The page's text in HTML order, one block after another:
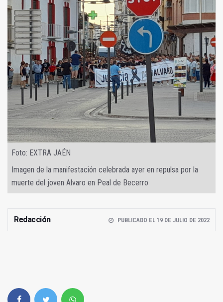
Foto: EXTRA JAÉN
Imagen de la manifestación celebrada ayer en repulsa por la
muerte del joven Alvaro en Peal de Becerro
Redacción PUBLICADO EL 19 DE JULIO DE 2022